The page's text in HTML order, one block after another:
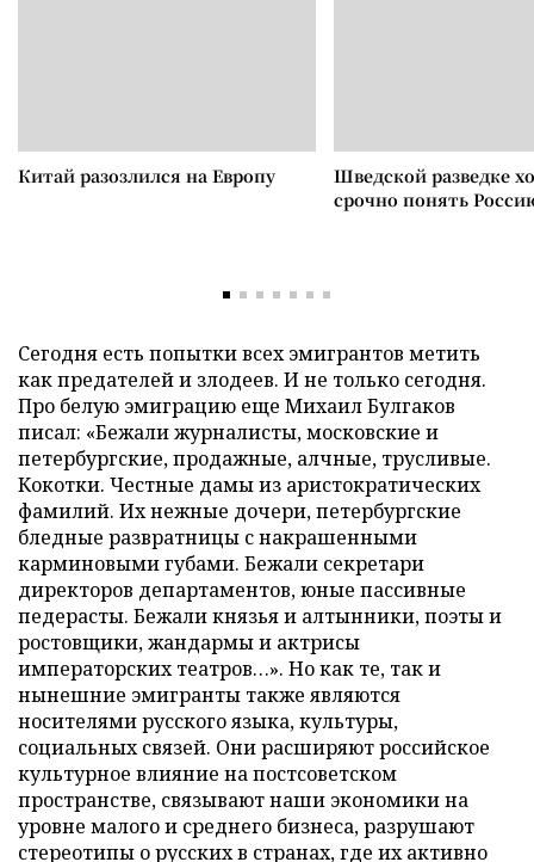
Китай разозлился на Европу
Шведской разведке
срочно понять
Сегодня есть попытки всех эмигрантов метить
как предателей и злодеев. И не только сегодня.
Про белую эмиграцию еще Михаил Булгаков
писал: «Бежали журналисты, московские и
петербургские, продажные, алчные, трусливые.
Кокотки. Честные дамы из аристократических
фамилий. Их нежные дочери, петербургские
бледные развратницы с накрашенными
карминовыми губами. Бежали секретари
директоров департаментов, юные пассивные
педерасты. Бежали князья и алтынники, поэты и
ростовщики, жандармы и актрисы
императорских театров…». Но как те, так и
нынешние эмигранты также являются
носителями русского языка, культуры,
социальных связей. Они расширяют российское
культурное влияние на постсоветском
пространстве, связывают наши экономики на
уровне малого и среднего бизнеса, разрушают
стереотипы о русских в странах, где их активно